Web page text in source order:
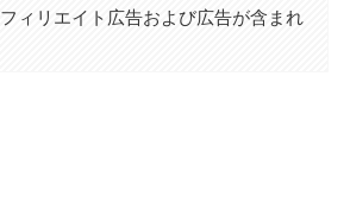
ィリエイト広告および広告が含まれ